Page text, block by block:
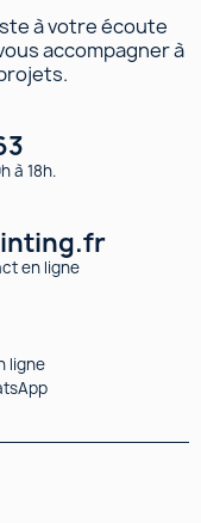
à votre écoute
accompagner à
à 18h.
en ligne
ligne